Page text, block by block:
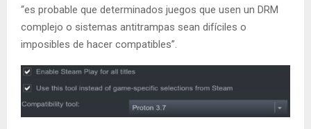
“es probable que determinados juegos que usen un DRM
complejo o sistemas antitrampas sean difíciles o
imposibles de hacer compatibles”.